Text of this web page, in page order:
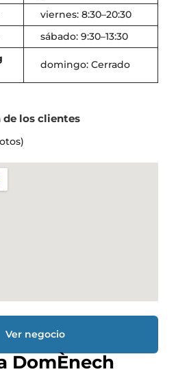
viernes: 8:30–20:30
sábado: 9:30–13:30
domingo: Cerrado
de los clientes
Ver negocio
DomÈnech